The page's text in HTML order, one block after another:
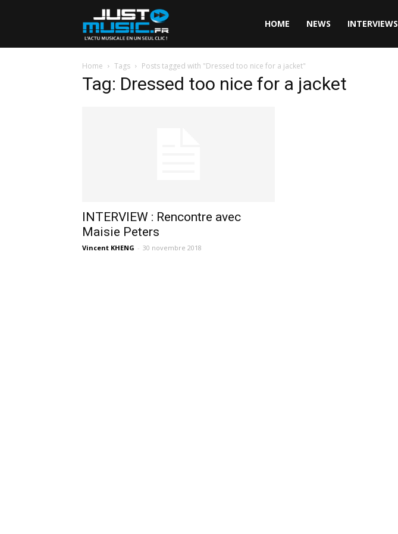
HOME NEWS INTERVIEWS
Home Tags Posts tagged with "Dressed too nice for a jacket"
Tag: Dressed too nice for a jacket
INTERVIEW : Rencontre avec
Maisie Peters
Vincent KHENG - 30 novembre 2018